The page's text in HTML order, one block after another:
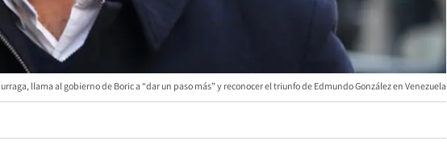
llama al gobierno de Boric a “dar un paso más” y reconocer el triunfo de Edmundo González en Venezuela